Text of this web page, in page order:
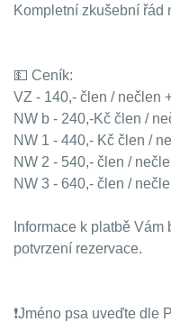
Kompletní zkušební řád
💵 Ceník:
VZ - 140,- člen / nečlen
NW b - 240,-Kč člen /
NW 1 - 440,- Kč člen /
NW 2 - 540,- člen /
NW 3 - 640,- člen /
Informace k platbě
potvrzení rezervace.
❗️Jméno psa uveďte dle